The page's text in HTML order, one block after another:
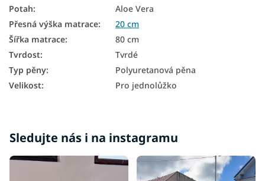
Antialergické matrace
7zónové matrace
Taštičkové matrace 80x200
Pružinové matrace 80x200
Matrace Aloe Vera 80x200
Matrace - výška 20 cm
Potah:
Aloe Vera
Přesná výška matrace:
20 cm
Šířka matrace:
80 cm
Tvrdost:
Tvrdé
Typ pěny:
Polyuretanová pěna
Velikost: Pro jednolůžko
Sledujte nás i na instagramu